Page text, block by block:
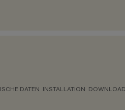
DATEN INSTALLATION